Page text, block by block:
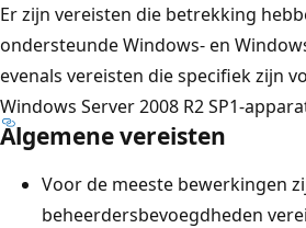
Er zijn vereisten die betrekking
ondersteunde Windows- en
evenals vereisten die specifiek zijn
Windows Server 2008 R2 SP1-
Algemene vereisten
Voor de meeste bewerkingen
beheerdersbevoegdheden